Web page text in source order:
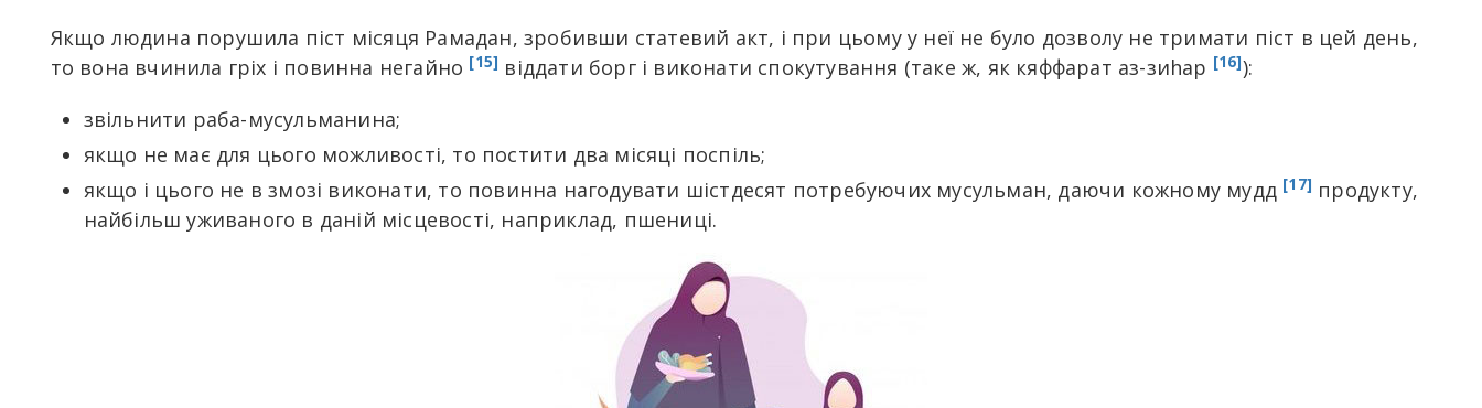
Якщо людина порушила піст місяця Рамадан, зробивши статевий акт, і при цьому у неї не було дозволу не тримати піст в цей день,
то вона вчинила гріх і повинна негайно [15] віддати борг і виконати спокутування (таке ж, як кяффарат аз-зиhар [16]):
звільнити раба-мусульманина;
якщо не має для цього можливості, то постити два місяці поспіль;
якщо і цього не в змозі виконати, то повинна нагодувати шістдесят потребуючих мусульман, даючи кожному мудд [17] продукту,
найбільш уживаного в даній місцевості, наприклад, пшениці.